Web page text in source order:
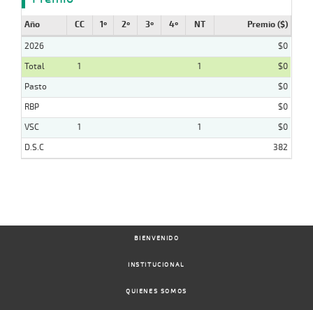
Año CC 1º 2º 3º 4º NT Premio ($)
2026
$0
Total
1 1
$0
Pasto
$0
RBP
$0
VSC
1 1
$0
D.S.C
382
BIENVENIDO
INSTITUCIONAL
QUIENES SOMOS